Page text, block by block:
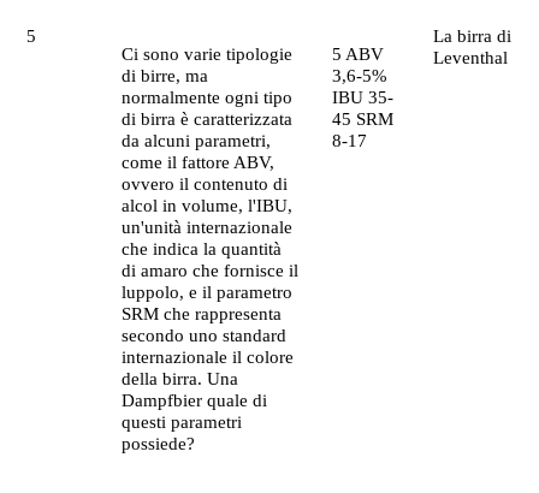
5
Ci sono varie tipologie
di birre, ma
normalmente ogni tipo
di birra è caratterizzata
da alcuni parametri,
come il fattore ABV,
ovvero il contenuto di
alcol in volume, l'IBU,
un'unità internazionale
che indica la quantità
di amaro che fornisce il
luppolo, e il parametro
SRM che rappresenta
secondo uno standard
internazionale il colore
della birra. Una
Dampfbier quale di
questi parametri
possiede?
5 ABV
3,6-5%
IBU 35-
45 SRM
8-17
La birra di
Leventhal